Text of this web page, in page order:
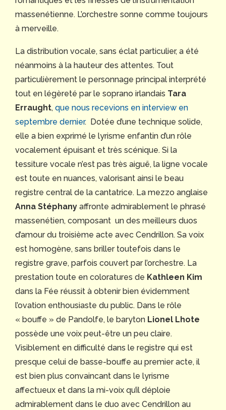
massenétienne. L’orchestre sonne comme toujours
à merveille.
La distribution vocale, sans éclat particulier, a été
néanmoins à la hauteur des attentes. Tout
particulièrement le personnage principal interprété
tout en légèreté par le soprano irlandais Tara
Erraught, que nous recevions en interview en
septembre dernier. Dotée d’une technique solide,
elle a bien exprimé le lyrisme enfantin d’un rôle
vocalement épuisant et très scénique. Si la
tessiture vocale n’est pas très aiguë, la ligne vocale
est toute en nuances, valorisant ainsi le beau
registre central de la cantatrice. La mezzo anglaise
Anna Stéphany affronte admirablement le phrasé
massenétien, composant un des meilleurs duos
d’amour du troisième acte avec Cendrillon. Sa voix
est homogène, sans briller toutefois dans le
registre grave, parfois couvert par l’orchestre. La
prestation toute en coloratures de Kathleen Kim
dans la Fée réussit à obtenir bien évidemment
l’ovation enthousiaste du public. Dans le rôle
« bouffe » de Pandolfe, le baryton Lionel Lhote
possède une voix peut-être un peu claire.
Visiblement en difficulté dans le registre qui est
presque celui de basse-bouffe au premier acte, il
est bien plus convaincant dans le lyrisme
affectueux et dans la mi-voix qu’il déploie
admirablement dans le duo avec Cendrillon au